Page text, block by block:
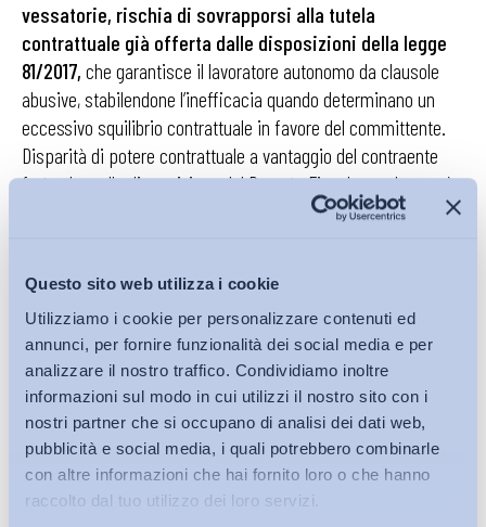
Questo sito web utilizza i cookie
Utilizziamo i cookie per personalizzare contenuti ed
annunci, per fornire funzionalità dei social media e per
analizzare il nostro traffico. Condividiamo inoltre
informazioni sul modo in cui utilizzi il nostro sito con i
nostri partner che si occupano di analisi dei dati web,
pubblicità e social media, i quali potrebbero combinarle
con altre informazioni che hai fornito loro o che hanno
raccolto dal tuo utilizzo dei loro servizi.
vessatorie, rischia di sovrapporsi alla tutela
contrattuale già offerta dalle disposizioni della legge
81/2017, che garantisce il lavoratore autonomo da clausole
abusive, stabilendone l’inefficacia quando determinano un
eccessivo squilibrio contrattuale in favore del committente.
Disparità di potere contrattuale a vantaggio del contraente
forte che nella disposizione del Decreto Fiscale sembra però
superabile (salvi i casi espressamente indicati) attraverso
Chiara Dazzi
Scuola di dottorato in Formazione della persona e mercato del
lavoro
Università degli Studi di Bergamo